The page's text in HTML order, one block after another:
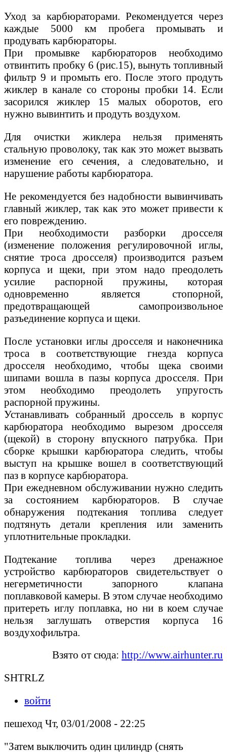
Уход за карбюраторами. Рекомендуется через
каждые 5000 км пробега промывать и
продувать карбюраторы.
При промывке карбюраторов необходимо
отвинтить пробку 6 (рис.15), вынуть топливный
фильтр 9 и промыть его. После этого продуть
жиклер в канале со стороны пробки 14. Если
засорился жиклер 15 малых оборотов, его
нужно вывинтить и продуть воздухом.
Для очистки жиклера нельзя применять
стальную проволоку, так как это может вызвать
изменение его сечения, а следовательно, и
нарушение работы карбюратора.
Не рекомендуется без надобности вывинчивать
главный жиклер, так как это может привести к
его повреждению.
При необходимости разборки дросселя
(изменение положения регулировочной иглы,
снятие троса дросселя) производится разъем
корпуса и щеки, при этом надо преодолеть
усилие распорной пружины, которая
одновременно является стопорной,
предотвращающей самопроизвольное
разъединение корпуса и щеки.
После установки иглы дросселя и наконечника
троса в соответствующие гнезда корпуса
дросселя необходимо, чтобы щека своими
шипами вошла в пазы корпуса дросселя. При
этом необходимо преодолеть упругость
распорной пружины.
Устанавливать собранный дроссель в корпус
карбюратора необходимо вырезом дросселя
(щекой) в сторону впускного патрубка. При
сборке крышки карбюратора следить, чтобы
выступ на крышке вошел в соответствующий
паз в корпусе карбюратора.
При ежедневном обслуживании нужно следить
за состоянием карбюраторов. В случае
обнаружения подтекания топлива следует
подтянуть детали крепления или заменить
уплотнительные прокладки.
Подтекание топлива через дренажное
устройство карбюраторов свидетельствует о
негерметичности запорного клапана
поплавковой камеры. В этом случае необходимо
притереть иглу поплавка, но ни в коем случае
нельзя заглушать отверстия корпуса 16
воздухофильтра.
Взято от сюда: http://www.airhunter.ru
SHTRLZ
войти
пешеход Чт, 03/01/2008 - 22:25
"Затем выключить один цилиндр (снять